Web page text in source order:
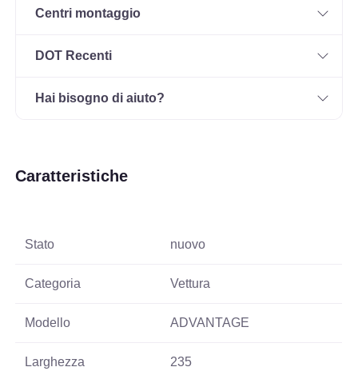
Centri montaggio
DOT Recenti
Hai bisogno di aiuto?
Caratteristiche
Stato nuovo
Categoria Vettura
Modello ADVANTAGE
Larghezza 235